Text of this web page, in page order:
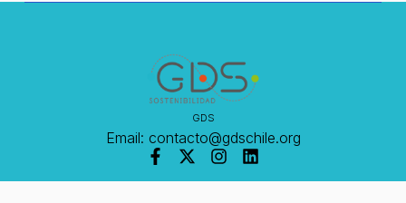
GDS
Email: contacto@gdschile.org